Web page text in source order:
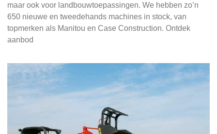
maar ook voor landbouwtoepassingen. We hebben zo’n
650 nieuwe en tweedehands machines in stock, van
topmerken als Manitou en Case Construction. Ontdek
aanbod